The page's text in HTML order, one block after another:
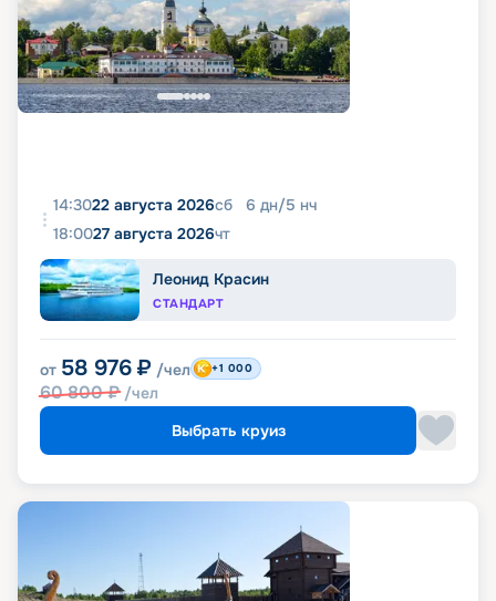
14:3022 августа 2026сб 6 дн/5 нч
18:0027 августа 2026чт
Леонид Красин
СТАНДАРТ
от 58 976 ₽ /чел
60 800₽ /чел
+1 000
Выбрать круиз